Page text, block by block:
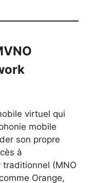
virtuel qui
mobile
son propre
à
traditionnel (MNO
Orange,